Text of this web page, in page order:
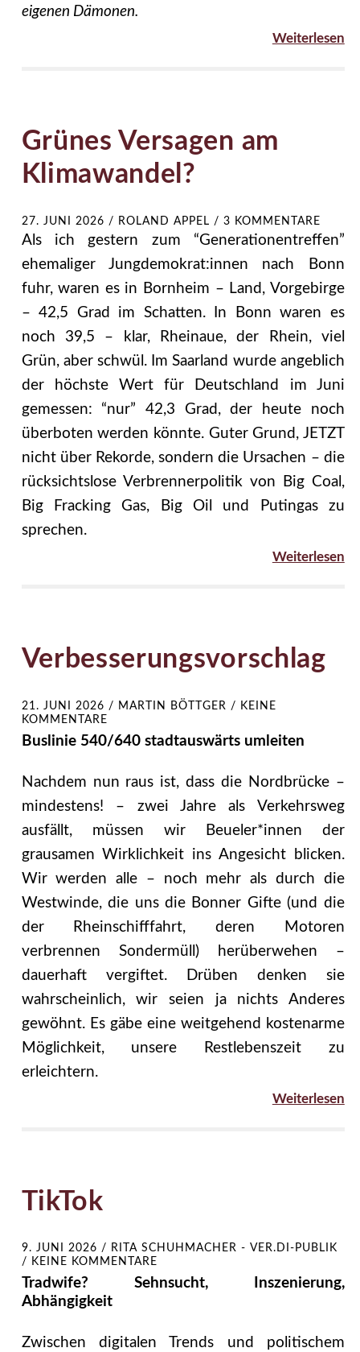
eigenen Dämonen.
Weiterlesen
Grünes Versagen am
Klimawandel?
27. JUNI 2026 / ROLAND APPEL / 3 KOMMENTARE
Als ich gestern zum “Generationentreffen”
ehemaliger Jungdemokrat:innen nach Bonn
fuhr, waren es in Bornheim – Land, Vorgebirge
– 42,5 Grad im Schatten. In Bonn waren es
noch 39,5 – klar, Rheinaue, der Rhein, viel
Grün, aber schwül. Im Saarland wurde angeblich
der höchste Wert für Deutschland im Juni
gemessen: “nur” 42,3 Grad, der heute noch
überboten werden könnte. Guter Grund, JETZT
nicht über Rekorde, sondern die Ursachen – die
rücksichtslose Verbrennerpolitik von Big Coal,
Big Fracking Gas, Big Oil und Putingas zu
sprechen.
Weiterlesen
Verbesserungsvorschlag
21. JUNI 2026 / MARTIN BÖTTGER / KEINE
KOMMENTARE
Buslinie 540/640 stadtauswärts umleiten
Nachdem nun raus ist, dass die Nordbrücke –
mindestens! – zwei Jahre als Verkehrsweg
ausfällt, müssen wir Beueler*innen der
grausamen Wirklichkeit ins Angesicht blicken.
Wir werden alle – noch mehr als durch die
Westwinde, die uns die Bonner Gifte (und die
der Rheinschifffahrt, deren Motoren
verbrennen Sondermüll) herüberwehen –
dauerhaft vergiftet. Drüben denken sie
wahrscheinlich, wir seien ja nichts Anderes
gewöhnt. Es gäbe eine weitgehend kostenarme
Möglichkeit, unsere Restlebenszeit zu
erleichtern.
Weiterlesen
TikTok
9. JUNI 2026 / RITA SCHUHMACHER - VER.DI-PUBLIK
/ KEINE KOMMENTARE
Tradwife? Sehnsucht, Inszenierung,
Abhängigkeit
Zwischen digitalen Trends und politischem